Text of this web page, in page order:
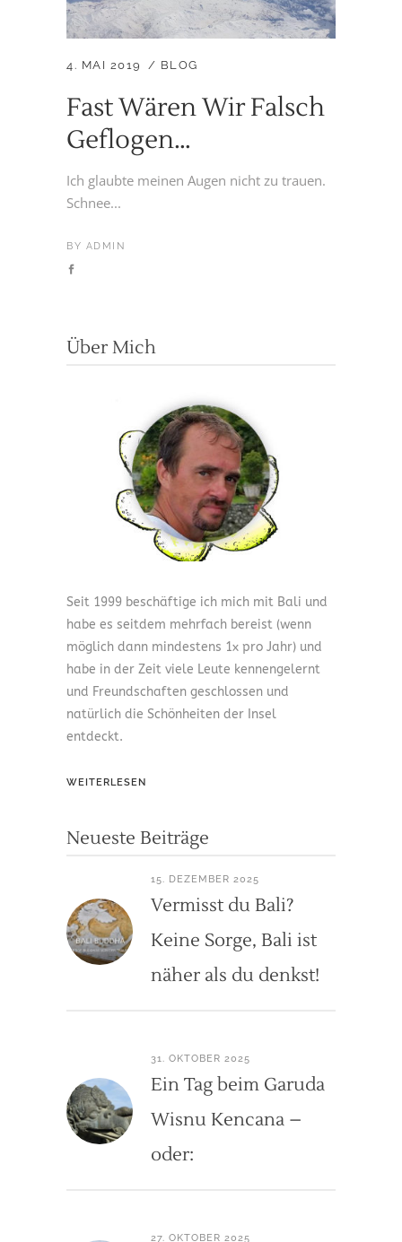
4. MAI 2019 BLOG
Fast Wären Wir Falsch
Geflogen…
Ich glaubte meinen Augen nicht zu trauen.
Schnee...
BY ADMIN
Über Mich
Seit 1999 beschäftige ich mich mit Bali und
habe es seitdem mehrfach bereist (wenn
möglich dann mindestens 1x pro Jahr) und
habe in der Zeit viele Leute kennengelernt
und Freundschaften geschlossen und
natürlich die Schönheiten der Insel
entdeckt.
WEITERLESEN
Neueste Beiträge
15. DEZEMBER 2025
Vermisst du Bali?
Keine Sorge, Bali ist
näher als du denkst!
31. OKTOBER 2025
Ein Tag beim Garuda
Wisnu Kencana –
oder:
27. OKTOBER 2025